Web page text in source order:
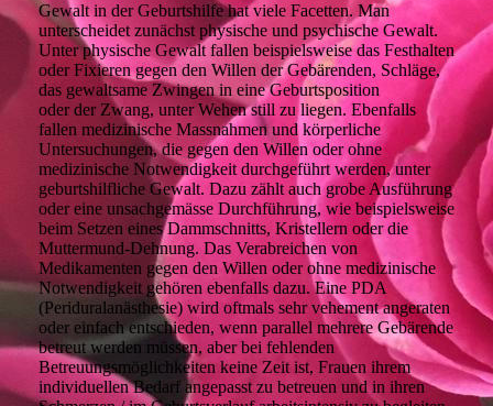
Gewalt in der Geburtshilfe hat viele Facetten. Man
unterscheidet zunächst physische und psychische Gewalt.
Unter physische Gewalt fallen beispielsweise das Festhalten
oder Fixieren gegen den Willen der Gebärenden, Schläge,
das gewaltsame Zwingen in eine Geburtsposition
oder der Zwang, unter Wehen still zu liegen. Ebenfalls
fallen medizinische Massnahmen und körperliche
Untersuchungen, die gegen den Willen oder ohne
medizinische Notwendigkeit durchgeführt werden, unter
geburtshilfliche Gewalt. Dazu zählt auch grobe Ausführung
oder eine unsachgemässe Durchführung, wie beispielsweise
beim Setzen eines Dammschnitts, Kristellern oder die
Muttermund-Dehnung. Das Verabreichen von
Medikamenten gegen den Willen oder ohne medizinische
Notwendigkeit gehören ebenfalls dazu. Eine PDA
(Periduralanästhesie) wird oftmals sehr vehement angeraten
oder einfach entschieden, wenn parallel mehrere Gebärende
betreut werden müssen, aber bei fehlenden
Betreuungsmöglichkeiten keine Zeit ist, Frauen ihrem
individuellen Bedarf angepasst zu betreuen und in ihren